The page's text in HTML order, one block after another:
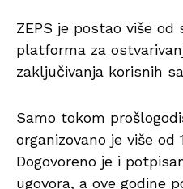
ZEPS je postao više od
platforma za
zaključivanja korisnih
Samo tokom
organizovano je više od
Dogovoreno je i
ugovora, a ove godine